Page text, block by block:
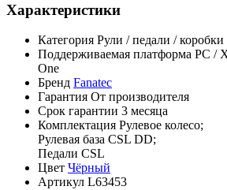
Характеристики
Категория Рули / педали / коробки
Поддерживаемая платформа PC /
One
Бренд Fanatec
Гарантия От производителя
Срок гарантии 3 месяца
Комплектация Рулевое колесо;
Рулевая база CSL DD;
Педали CSL
Цвет Чёрный
Артикул L63453